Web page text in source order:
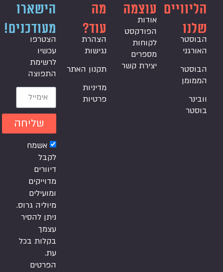
הליוויים
שלנו
הבוסטר
האורגני
הבוסטר
הממומן
וובינר
בוסטר
עוצמה
אודות
הפודקסט
לקוחות
מספרים
יצירת קשר
מה
עוד?
הצהרת
נגישות
תקנון האתר
מדיניות
פרטיות
הישארו
מעודכנים!
הצטרפו
עכשיו
לרשימת
התפוצה
אשמח
לקבל
דיוורים
מדוייקים
ומועילים
מיוליה גרוס.
ניתן להסיר
עצמך
בקלות בכל
עת.
הפרטים
שליחה